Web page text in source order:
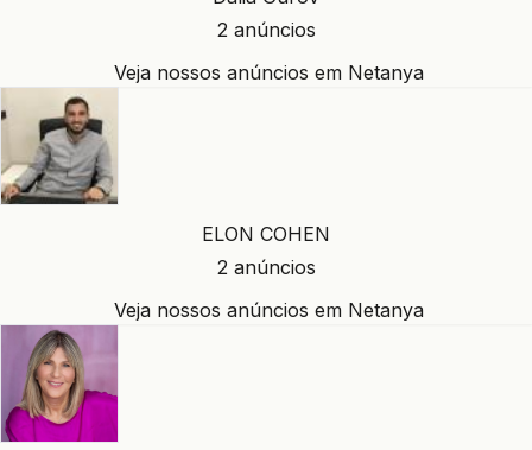
2 anúncios
Veja nossos anúncios em Netanya
ELON COHEN
2 anúncios
Veja nossos anúncios em Netanya